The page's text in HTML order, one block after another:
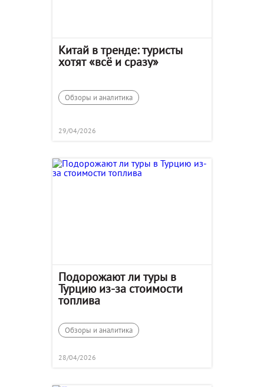
Китай в тренде: туристы
хотят «всё и сразу»
Обзоры и аналитика
29/04/2026
Подорожают ли туры в
Турцию из-за стоимости
топлива
Обзоры и аналитика
28/04/2026